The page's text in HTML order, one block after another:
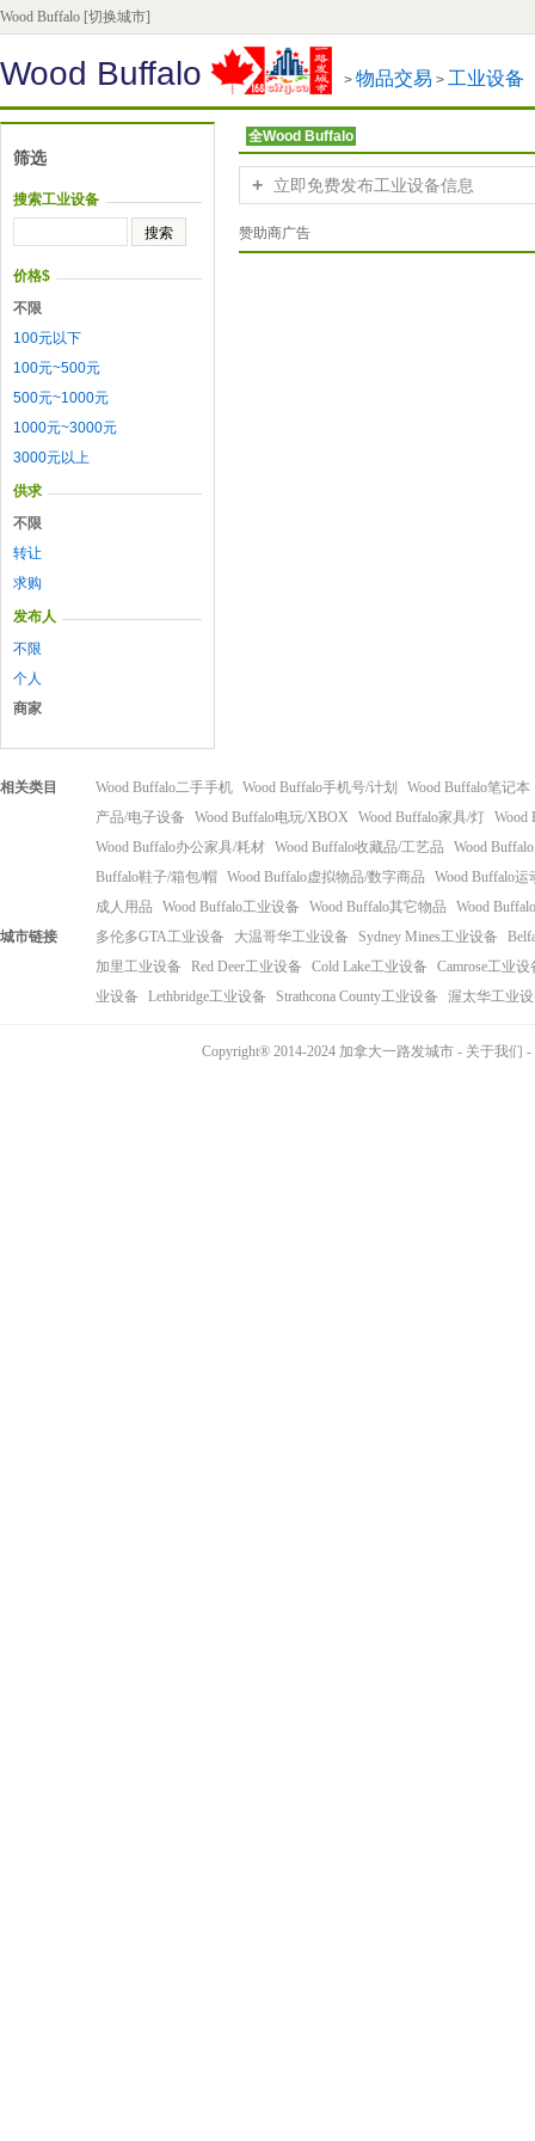
Wood Buffalo [切换城市]
Wood Buffalo > 物品交易 > 工业设备
筛选
搜索工业设备
价格$
不限
100元以下
100元~500元
500元~1000元
1000元~3000元
3000元以上
供求
不限
转让
求购
发布人
不限
个人
商家
全Wood Buffalo
+ 立即免费发布工业设备信息
赞助商广告
相关类目 Wood Buffalo二手手机 Wood Buffalo手机号/计划
Wood Buffalo笔记本
产品/电子设备
Wood Buffalo电玩/XBOX Wood Buffalo家具/灯 Wood
Wood Buffalo办公家具/耗材 Wood Buffalo收藏品/工艺品
Wood
Buffalo鞋子/箱包/帽 Wood Buffalo虚拟物品/数字商品
Wood Buffalo
成人用品
Wood Buffalo工业设备 Wood Buffalo其它物品
Wood
城市链接
多伦多GTA工业设备 大温哥华工业设备 Sydney Mines工业设备
加里工业设备
Red Deer工业设备 Cold Lake工业设备
Camrose工业设
业设备
Lethbridge工业设备 Strathcona County工业设备 渥太华工业
Copyright® 2014-2024 加拿大一路发城市 - 关于我们 -